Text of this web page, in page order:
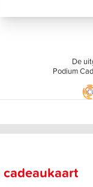
De
Podium